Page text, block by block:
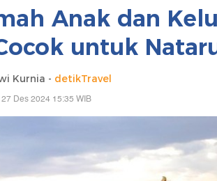
Anak dan
untuk
Kurnia - detikTravel
Des 2024 15:35 WIB